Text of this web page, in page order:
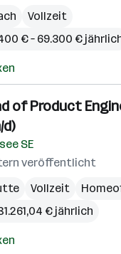
Vollzeit
€ – 69.300 €
of Product
d)
SE
veröffentlicht
Vollzeit
€ jährlich